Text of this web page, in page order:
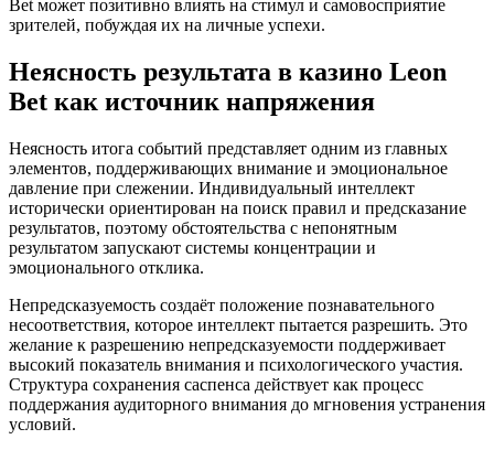
Bet может позитивно влиять на стимул и самовосприятие
зрителей, побуждая их на личные успехи.
Неясность результата в казино Leon
Bet как источник напряжения
Неясность итога событий представляет одним из главных
элементов, поддерживающих внимание и эмоциональное
давление при слежении. Индивидуальный интеллект
исторически ориентирован на поиск правил и предсказание
результатов, поэтому обстоятельства с непонятным
результатом запускают системы концентрации и
эмоционального отклика.
Непредсказуемость создаёт положение познавательного
несоответствия, которое интеллект пытается разрешить. Это
желание к разрешению непредсказуемости поддерживает
высокий показатель внимания и психологического участия.
Структура сохранения саспенса действует как процесс
поддержания аудиторного внимания до мгновения устранения
условий.